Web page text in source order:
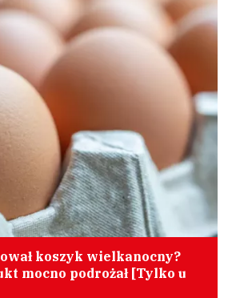
koszyk wielkanocny?
mocno podrożał [Tylko u